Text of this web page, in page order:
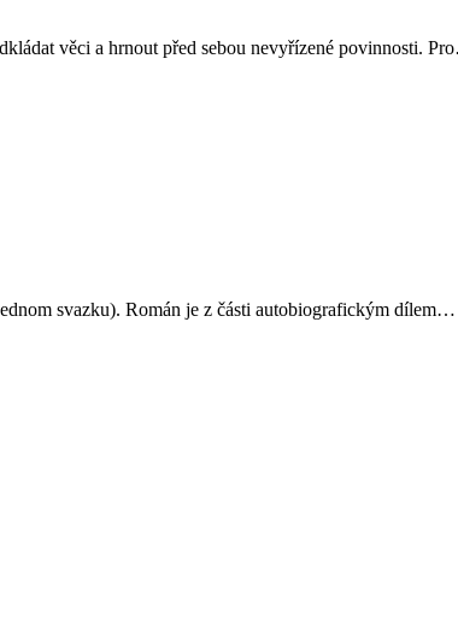
věci a hrnout před sebou nevyřízené povinnosti.
svazku). Román je z části autobiografickým dílem…